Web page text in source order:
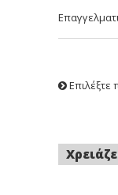
Επιλέξτε